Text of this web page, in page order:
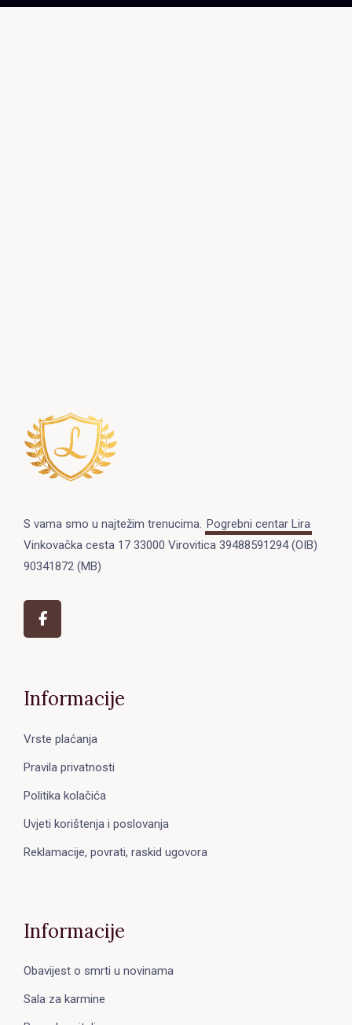
S vama smo u najtežim trenucima. Pogrebni centar Lira
Vinkovačka cesta 17 33000 Virovitica 39488591294 (OIB)
90341872 (MB)
Informacije
Vrste plaćanja
Pravila privatnosti
Politika kolačića
Uvjeti korištenja i poslovanja
Reklamacije, povrati, raskid ugovora
Informacije
Obavijest o smrti u novinama
Sala za karmine